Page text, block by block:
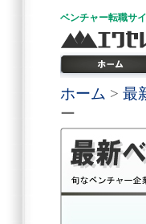
ベンチャー転職サ
ホーム > 最
ー